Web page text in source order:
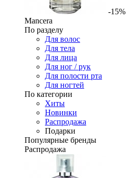
-15%
Mancera
По разделу
Для волос
Для тела
Для лица
Для ног / рук
Для полости рта
Для ногтей
По категории
Хиты
Новинки
Распродажа
Подарки
Популярные бренды
Распродажа